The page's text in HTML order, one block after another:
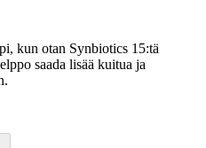
kun otan Synbiotics 15:tä
saada lisää kuitua ja